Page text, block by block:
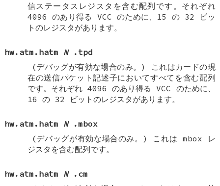
信ステータスレジスタを含む配列です。それぞれ
4096 のあり得る VCC のために、15 の 32 ビッ
トのレジスタがあります。
hw.atm.hatm N
.tpd
(デバッグが有効な場合のみ。)
これはカードの現
在の送信パケット記述子においてすべてを含む配列
です。それぞれ 4096 のあり得る VCC のために、
16 の 32 ビットのレジスタがあります。
hw.atm.hatm N
.mbox
(デバッグが有効な場合のみ。) これは mbox レ
ジスタを含む配列です。
hw.atm.hatm N
.cm